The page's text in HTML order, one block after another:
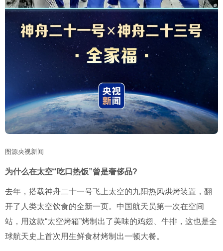
图源央视新闻
为什么在太空“吃口热饭”曾是奢侈品?
去年，搭载神舟二十一号飞上太空的九阳热风烘烤装置，翻
开了人类太空饮食的全新一页。中国航天员第一次在空间
站，用这款“太空烤箱”烤制出了美味的鸡翅、牛排，这也是全
球航天史上首次用生鲜食材烤制出一顿大餐。